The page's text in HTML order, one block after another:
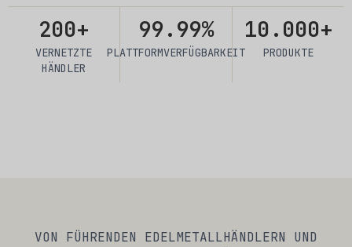
200+
VERNETZTE
HÄNDLER
99.99%
PLATTFORMVERFÜGBARKEIT
10.000+
PRODUKTE
VON FÜHRENDEN EDELMETALLHÄNDLERN UND